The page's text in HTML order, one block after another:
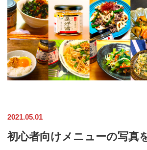
2021.05.01
初心者向けメニューの写真